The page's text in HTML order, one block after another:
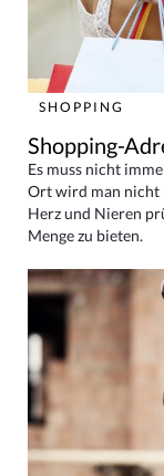
SHOPPING
Shopping-
Es muss nicht
Ort wird man nicht
Herz und Nieren
Menge zu bieten.